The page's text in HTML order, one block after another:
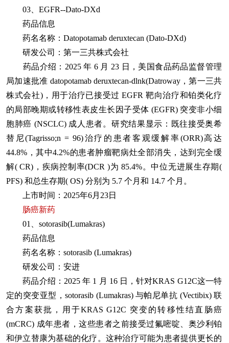
03、EGFR--Dato-DXd
药品信息
药名名称：Datopotamab deruxtecan (Dato-DXd)
研发公司：第一三共株式会社
药品介绍：2025 年 6 月 23 日，美国食品药品监督管理
局加速批准 datopotamab deruxtecan-dlnk(Datroway，第一三共
株式会社)，用于治疗已接受过 EGFR 靶向治疗和铂类化疗
的局部晚期或转移性表皮生长因子受体 (EGFR) 突变非小细
胞肺癌 (NSCLC) 成人患者。研究结果显示：既往接受奥希
替尼(Tagrisso;n = 96)治疗的患者客观缓解率(ORR)高达
44.8%，其中4.2%的患者肿瘤靶病灶全部消失，达到完全缓
解( CR)，疾病控制率(DCR )为 85.4%。中位无进展生存期(
PFS) 和总生存期( OS) 分别为 5.7 个月和 14.7 个月。
上市时间：2025年6月23日
肠癌新药
01、sotorasib(Lumakras)
药品信息
药名名称：sotorasib (Lumakras)
研发公司：安进
药品介绍：2025 年 1 月 16 日，针对KRAS G12C这一特
定的突变亚型，sotorasib (Lumakras) 与帕尼单抗 (Vectibix) 联
合方案获批，用于KRAS G12C 突变的转移性结直肠癌
(mCRC) 成年患者，这些患者之前接受过氟嘧啶、奥沙利铂
和伊立替康为基础的化疗。这种治疗可能为患者提供更长的